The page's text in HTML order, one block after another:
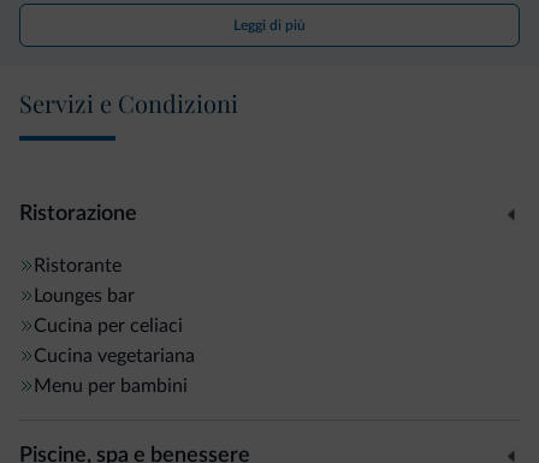
carte con specialità locali e piatti classici della cucina
nazionale.
Adagiato direttamente sulle sponde del lago, l'hotel dista 7
km da Limone sul Garda, mentre a 100 metri troverete un
manutenzione.
Leggi di più
Servizi e Condizioni
Ristorazione
Ristorante
Lounges bar
Cucina per celiaci
Cucina vegetariana
Menu per bambini
Piscine, spa e benessere